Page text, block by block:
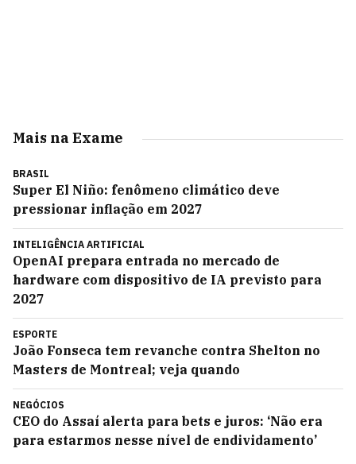
Mais na Exame
BRASIL
Super El Niño: fenômeno climático deve
pressionar inflação em 2027
INTELIGÊNCIA ARTIFICIAL
OpenAI prepara entrada no mercado de
hardware com dispositivo de IA previsto para
2027
ESPORTE
João Fonseca tem revanche contra Shelton no
Masters de Montreal; veja quando
NEGÓCIOS
CEO do Assaí alerta para bets e juros: ‘Não era
para estarmos nesse nível de endividamento’